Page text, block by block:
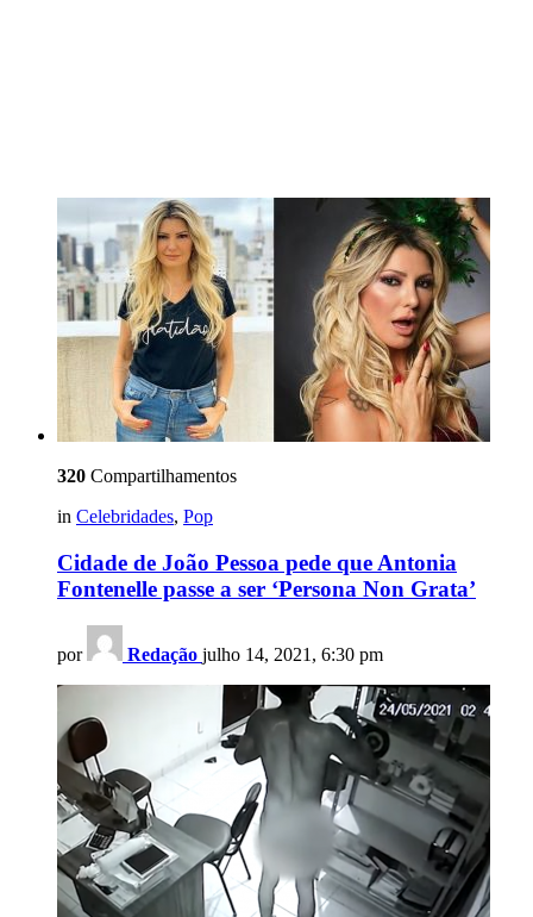
320 Compartilhamentos
in Celebridades, Pop
Cidade de João Pessoa pede que Antonia
Fontenelle passe a ser ‘Persona Non Grata’
por Redação julho 14, 2021, 6:30 pm